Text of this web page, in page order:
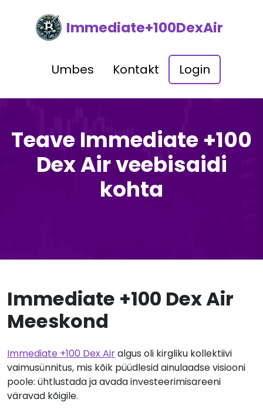
Immediate+100DexAir
Umbes Kontakt Login
Teave Immediate +100
Dex Air veebisaidi
kohta
Immediate +100 Dex Air
Meeskond
Immediate +100 Dex Airalgus oli kirgliku kollektiivi
vaimusünnitus, mis kõik püüdlesid ainulaadse visiooni
poole: ühtlustada ja avada investeerimisareeni
väravad kõigile.